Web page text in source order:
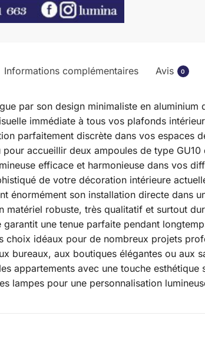
Informations complémentaires Avis 0
par son design minimaliste en aluminium
immédiate à tous vos plafonds
parfaitement discrète dans vos espaces
accueillir deux ampoules de type GU10
efficace et harmonieuse dans vos
de votre décoration intérieure
énormément son installation directe dans
matériel robuste, très qualitatif et surtout
une tenue parfaite pendant
choix idéaux pour de nombreux projets
bureaux, aux boutiques élégantes ou aux
appartements avec une touche esthétique
lampes pour une personnalisation